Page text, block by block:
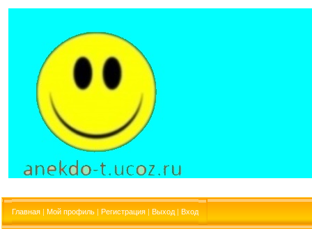
Главная | Мой профиль | Регистрация | Выход | Вход